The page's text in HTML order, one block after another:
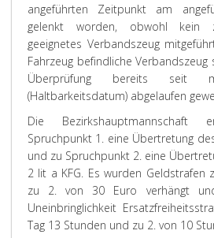
angeführten Zeitpunkt am
gelenkt worden, obwohl kein
geeignetes Verbandszeug
Fahrzeug befindliche
Überprüfung bereits seit
(Haltbarkeitsdatum) abgelaufen
Die
Spruchpunkt 1. eine Übertretung
und zu Spruchpunkt 2. eine
2 lit a KFG. Es wurden Geldstrafen
zu 2. von 30 Euro verhängt
Uneinbringlichkeit
Tag 13 Stunden und zu 2. von 10